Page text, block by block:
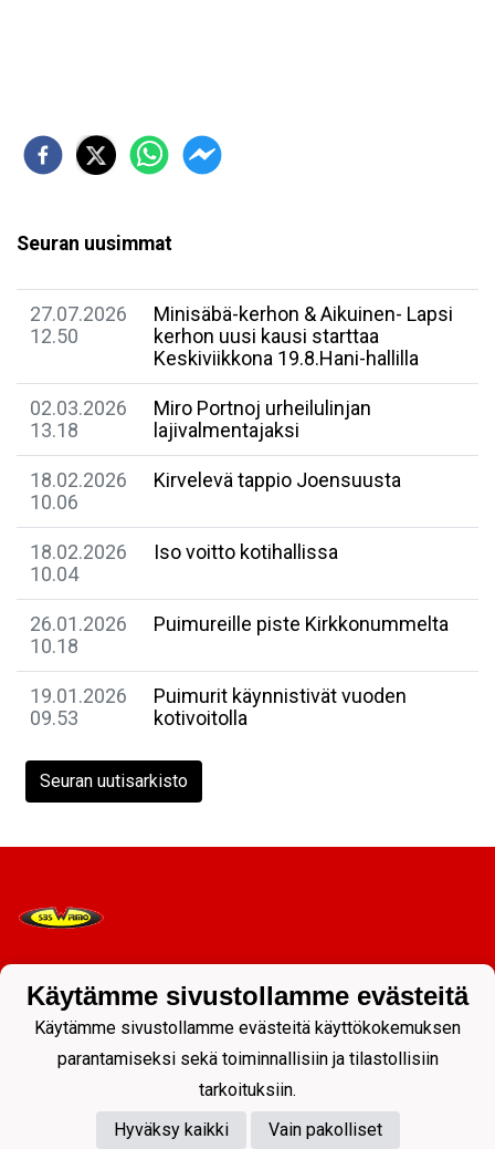
Seuran uusimmat
27.07.2026
12.50
Minisäbä-kerhon & Aikuinen- Lapsi
kerhon uusi kausi starttaa
Keskiviikkona 19.8.Hani-hallilla
02.03.2026
13.18
Miro Portnoj urheilulinjan
lajivalmentajaksi
18.02.2026
10.06
Kirvelevä tappio Joensuusta
18.02.2026
10.04
Iso voitto kotihallissa
26.01.2026
10.18
Puimureille piste Kirkkonummelta
19.01.2026
09.53
Puimurit käynnistivät vuoden
kotivoitolla
Seuran uutisarkisto
Tietosuojaseloste
Käytämme sivustollamme evästeitä
Käytämme sivustollamme evästeitä käyttökokemuksen
parantamiseksi sekä toiminnallisiin ja tilastollisiin
tarkoituksiin.
Hyväksy kaikki
Vain pakolliset